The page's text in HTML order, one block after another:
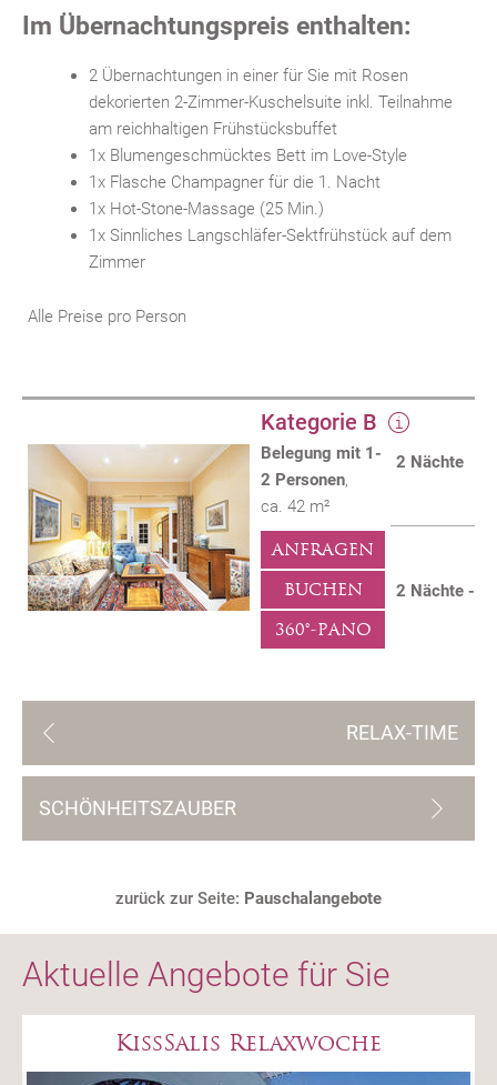
Im Übernachtungspreis enthalten:
2 Übernachtungen in einer für Sie mit Rosen
dekorierten 2-Zimmer-Kuschelsuite inkl. Teilnahme
am reichhaltigen Frühstücksbuffet
1x Blumengeschmücktes Bett im Love-Style
1x Flasche Champagner für die 1. Nacht
1x Hot-Stone-Massage (25 Min.)
1x Sinnliches Langschläfer-Sektfrühstück auf dem
Zimmer
Alle Preise pro Person
Kategorie B
Belegung mit 1-
2 Personen,
ca. 42 m²
ANFRAGEN
BUCHEN
360°-PANO
2 Nächte
2 Nächte -
RELAX-TIME
SCHÖNHEITSZAUBER
zurück zur Seite: Pauschalangebote
Aktuelle Angebote für Sie
KissSalis Relaxwoche